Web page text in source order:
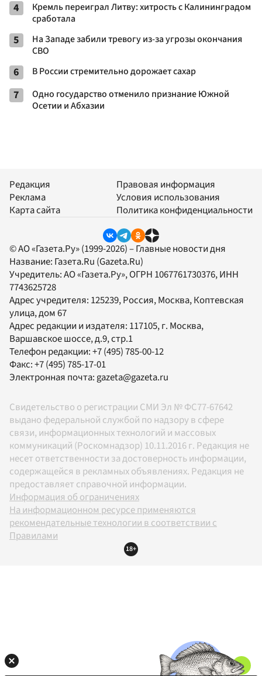
4
Кремль переиграл Литву: хитрость с Калининградом
сработала
5
На Западе забили тревогу из-за угрозы окончания
СВО
6 В России стремительно дорожает сахар
7
Одно государство отменило признание Южной
Осетии и Абхазии
Редакция
Реклама
Карта сайта
Правовая информация
Условия использования
Политика конфиденциальности
© АО «Газета.Ру» (1999-2026) – Главные новости дня
Название: Газета.Ru (Gazeta.Ru)
Учредитель:АО «Газета.Ру», ОГРН 1067761730376, ИНН
7743625728
Адрес учредителя: 125239, Россия, Москва, Коптевская
улица, дом 67
Адрес редакции и издателя: 117105, г. Москва,
Варшавское шоссе, д.9, стр.1
Телефон редакции:+7 (495) 785-00-12
Факс:+7 (495) 785-17-01
Электронная почта:gazeta@gazeta.ru
Свидетельство о регистрации СМИ Эл № ФС77-67642
выдано федеральной службой по надзору в сфере
связи, информационных технологий и массовых
коммуникаций (Роскомнадзор) 10.11.2016 г. Редакция не
несет ответственности за достоверность информации,
содержащейся в рекламных объявлениях. Редакция не
предоставляет справочной информации.
Информация об ограничениях
На информационном ресурсе применяются
рекомендательные технологии в соответствии с
Правилами
18+